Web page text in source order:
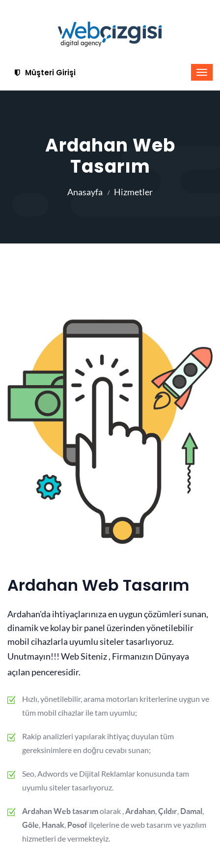
Müşteri Girişi
Ardahan Web
Tasarım
Anasayfa Hizmetler
Ardahan Web Tasarım
Ardahan'da ihtiyaçlarınıza en uygun çözümleri sunan,
dinamik ve kolay bir panel üzerinden yönetilebilir
mobil cihazlarla uyumlu siteler tasarlıyoruz.
Unutmayın!!! Web Siteniz , Firmanızın Dünyaya
açılan penceresidir.
Hızlı, yönetilebilir, arama motorları kriterlerine uygun ve
tüm mobil cihazlar ile tam uyumlu;
Rakip analizleri yapılarak ihtiyaç duyulan tüm
gereksinimlere en doğru cevabı sunan;
Seo, Adwords ve Dijital Reklamlar konusunda tam
uyumlu siteler tasarlıyoruz.
Ardahan Web tasarımolarak ,Ardahan,Çıldır, Damal ,
Göle, Hanak, Posof ilçelerine de web tasarım ve yazılım
hizmetleri de vermekteyiz.